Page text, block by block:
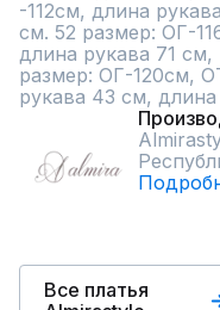
-112см, длина
см. 52 размер: ОГ-
длина рукава 71
размер: ОГ-120см,
рукава 43 см,
Все платья